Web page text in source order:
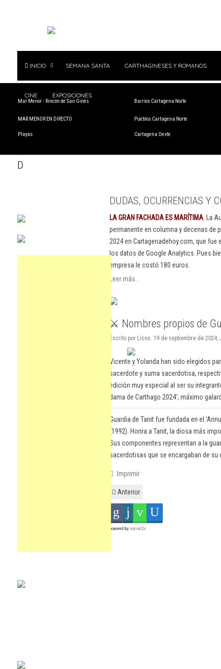
INICIO SEMANA SANTA CARTHAGINESES Y ROMANOS
CINE EXPOSICIONES
Mar Menor - Rincón de San Ginés
MAR MENOR EN DIRECTO
Playas
Barrios Cartagena Norte
Pueblos Cartagena Norte
Cartagena Oeste
D
DUDAS, OCURRENCIAS Y
LA GRAN FACHADA ES MARÍTIMA . La
permanente en columna y decenas
2024 en Cartagenadehoy.com, que
los datos de Google Analytics. Pues
empresa le costó 180 euros.
Leer más...
⚔️ Nombres propios de
Escrito por Licos. 19 de septiembre de 2024,
Vicente y Yolanda han sido elegidos
sacerdote y suma sacerdotisa,
edición muy especial al ser su
dama de Carthago 2024’, máximo
Guardia de Tanit fue fundada en el
(1992). Honra a Tanit, la diosa más
Sus componentes representan a la
sacerdotisas que se encargaban de
Imprimir
Anterior
powered by social2s